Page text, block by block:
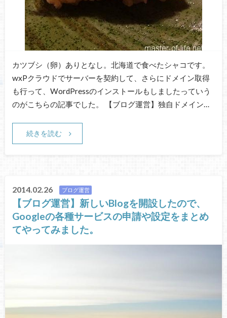
カツブシ（卵）ありとなし。北海道で食べたシャコです。
wxPクラウドでサーバーを契約して、さらにドメイン取得
も行って、WordPressのインストールもしましたっていう
のがこちらの記事でした。 【ブログ運営】独自ドメイン…
続きを読む
2014.02.26 ブログ運営
【ブログ運営】新しいBlogを開設したので、
Googleの各種サービスの申請や設定をまとめ
てやってみました。